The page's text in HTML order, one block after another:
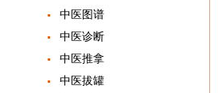
中医图谱
中医诊断
中医推拿
中医拔罐